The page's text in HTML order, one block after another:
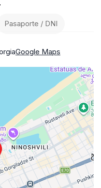
Pasaporte / DNI
Google Maps